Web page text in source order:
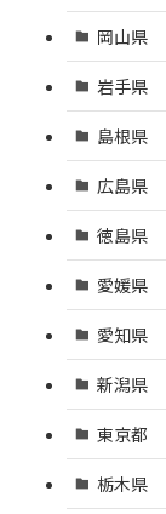
岡山県
岩手県
島根県
広島県
徳島県
愛媛県
愛知県
新潟県
東京都
栃木県